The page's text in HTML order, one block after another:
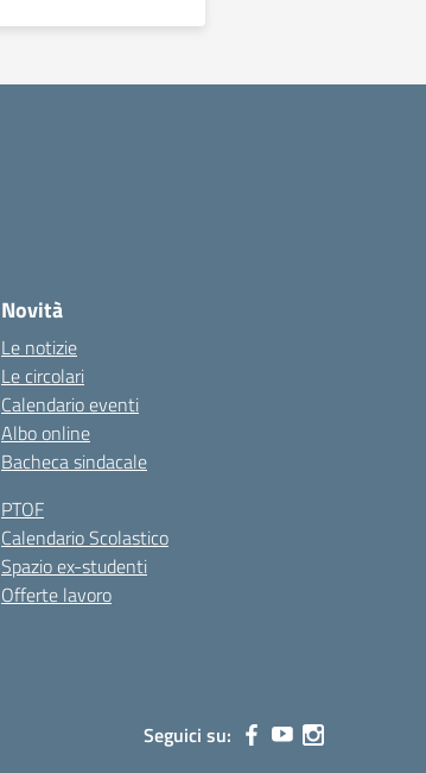
Novità
Le notizie
Le circolari
Calendario eventi
Albo online
Bacheca sindacale
PTOF
Calendario Scolastico
Spazio ex-studenti
Offerte lavoro
Seguici su: